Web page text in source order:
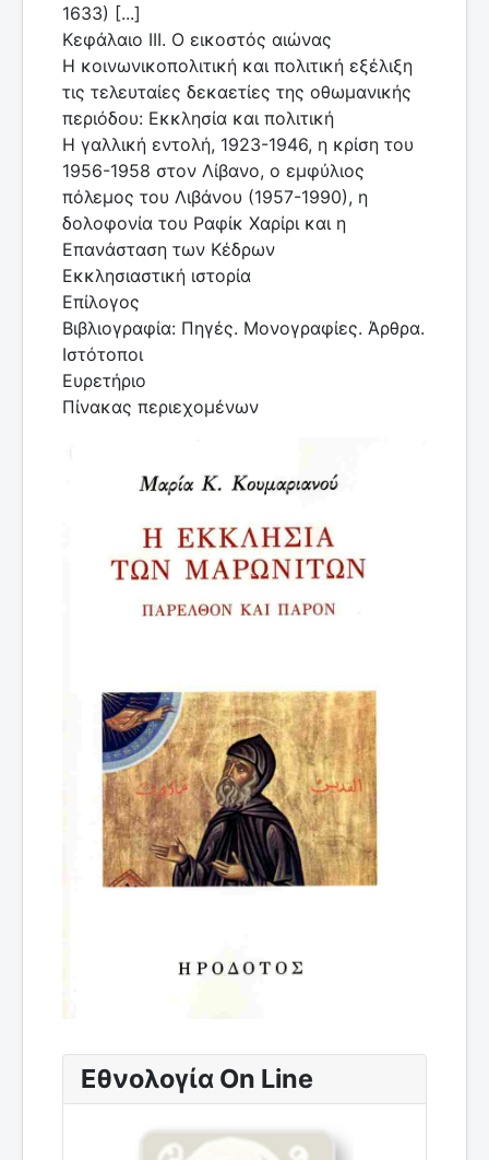
1633) [...]
Κεφάλαιο ΙΙΙ. Ο εικοστός αιώνας
Η κοινωνικοπολιτική και πολιτική εξέλιξη
τις τελευταίες δεκαετίες της οθωμανικής
περιόδου: Εκκλησία και πολιτική
Η γαλλική εντολή, 1923-1946, η κρίση του
1956-1958 στον Λίβανο, ο εμφύλιος
πόλεμος του Λιβάνου (1957-1990), η
δολοφονία του Ραφίκ Χαρίρι και η
Επανάσταση των Κέδρων
Εκκλησιαστική ιστορία
Επίλογος
Βιβλιογραφία: Πηγές. Μονογραφίες. Άρθρα.
Ιστότοποι
Ευρετήριο
Πίνακας περιεχομένων
Εθνολογία On Line